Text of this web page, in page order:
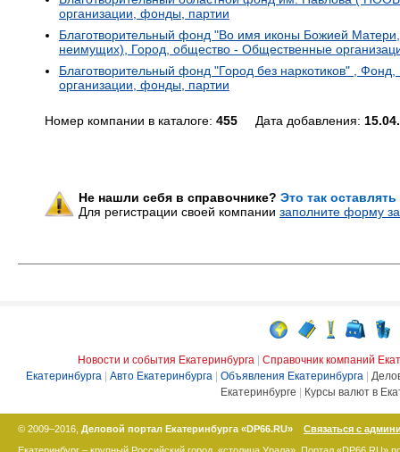
организации, фонды, партии
Благотворительный фонд "Во имя иконы Божией
неимущих), Город, общество - Общественные
Благотворительный фонд "Город без наркотиков" ,
организации, фонды, партии
Номер компании в каталоге: 455 Дата добавления:
Не нашли себя в справочнике? Это так
Для регистрации своей компании заполните форму
Новости и события Екатеринбурга
Справочник компаний
Екатеринбурга
Авто Екатеринбурга Объявления Екатеринбурга
Екатеринбурге
Курсы валют в
© 2009–2016, Деловой портал Екатеринбурга «DP66.RU»
Связаться с